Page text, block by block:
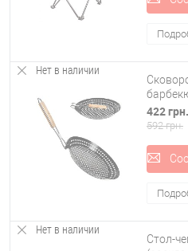
Нет в наличии
Stenson
422 грн.
592 грн.
Нет в наличии
Стол-